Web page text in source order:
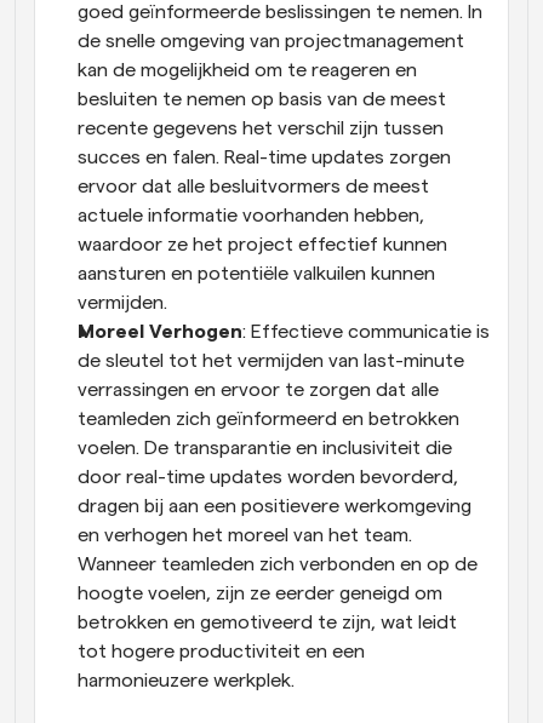
goed geïnformeerde beslissingen te nemen. In
de snelle omgeving van projectmanagement
kan de mogelijkheid om te reageren en
besluiten te nemen op basis van de meest
recente gegevens het verschil zijn tussen
succes en falen. Real-time updates zorgen
ervoor dat alle besluitvormers de meest
actuele informatie voorhanden hebben,
waardoor ze het project effectief kunnen
aansturen en potentiële valkuilen kunnen
vermijden.
Moreel Verhogen: Effectieve communicatie is
de sleutel tot het vermijden van last-minute
verrassingen en ervoor te zorgen dat alle
teamleden zich geïnformeerd en betrokken
voelen. De transparantie en inclusiviteit die
door real-time updates worden bevorderd,
dragen bij aan een positievere werkomgeving
en verhogen het moreel van het team.
Wanneer teamleden zich verbonden en op de
hoogte voelen, zijn ze eerder geneigd om
betrokken en gemotiveerd te zijn, wat leidt
tot hogere productiviteit en een
harmonieuzere werkplek.